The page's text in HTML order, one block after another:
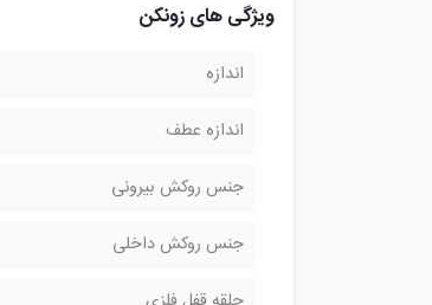
ویژگی های زونکن
اندازه
اندازه عطف
جنس روکش بیرونی
جنس روکش داخلی